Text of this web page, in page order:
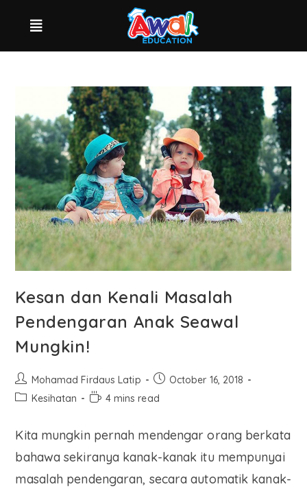
Kesan dan Kenali Masalah
Pendengaran Anak Seawal
Mungkin!
Mohamad Firdaus Latip
October 16, 2018
Kesihatan
4 mins read
Kita mungkin pernah mendengar orang berkata
bahawa sekiranya kanak-kanak itu mempunyai
masalah pendengaran, secara automatik kanak-